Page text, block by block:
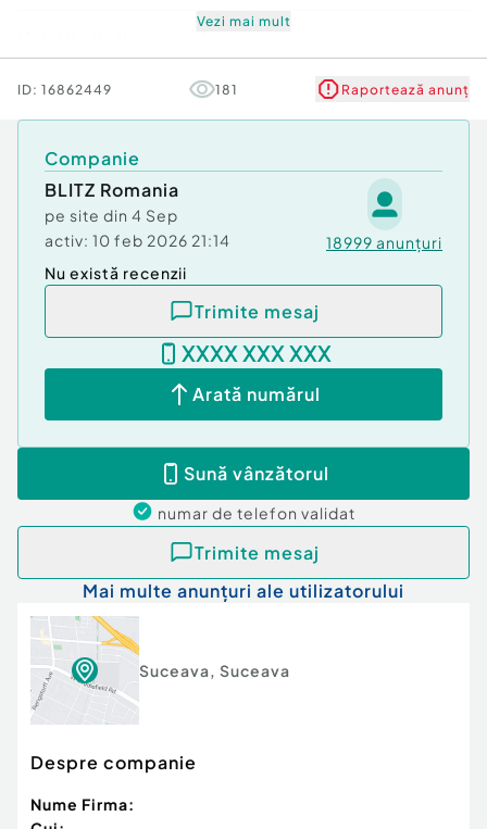
Număr niveluri imobil 2
Comfort
Vezi mai mult
ID: 16862449 181 Raportează anunț
Companie
BLITZ Romania
pe site din 4 Sep
activ: 10 feb 2026 21:14 18999 anunțuri
Nu există recenzii
Trimite mesaj
XXXX XXX XXX
Arată numărul
Sună vânzătorul
numar de telefon validat
Trimite mesaj
Mai multe anunțuri ale utilizatorului
Suceava, Suceava
Despre companie
Nume Firma: